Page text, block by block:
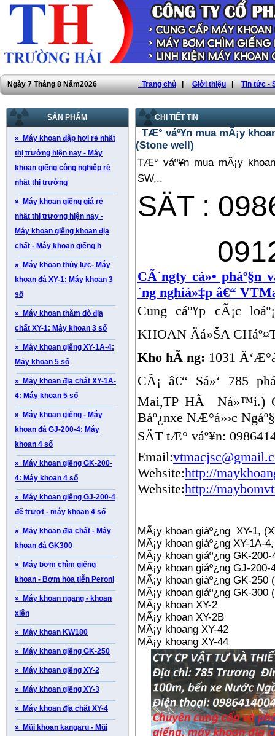
Ngày 7 Tháng 8 Năm2026 Trang chủ| Giới thiệu| Tin tức -
SẢN PHẨM
» Máy khoan đập hơi rẻ nhất
thị trường hiện nay - Máy
khoan giếng công nghiệp rẻ
nhất thị trường
» Máy khoan giếng giá rẻ
nhất thị trương hiện nay -
Máy khoan giếng khoan địa
chất - Máy khoan giếng h
» Máy khoan thủy lực- Máy
khoan đá XY-1: Máy khoan 3
số
» Máy khoan thăm dò địa
chất XY-1: Máy khoan 3 số
» Máy khoan giếng XY-1A-4:
Máy khoan 5 số
» Máy khoan địa chất XY-1A-
4: Máy khoan 5 số
» Máy khoan giếng - Máy
khoan đá GJ-200-4: Máy
khoan 4 số
» Máy khoan giếng GK-200-
4: Máy khoan 4 số
» Máy khoan giếng GJ-200-4
đế trượt - máy khoan 4 số
» Máy khoan địa chất - Máy
khoan đá GK300
» Máy bơm chìm giếng
khoan - B­ơm hỏa tiễn Peroni
» Máy khoan ngang - khoan
xiên
» Máy khoan KW180
» Máy khoan giếng GK-250
» Máy khoan giếng XY-2
» Máy khoan giếng XY-3
» Máy khoan địa chất XY-4
» Mũi khoan kangaru - Mũi
CHI TIẾT TIN
TÆ° váº¥n mua mÃ¡y
(Stone well)
TÆ° váº¥n mua mÃ¡y
SW,..
SÄT :
CÃ´ngty cá»•
´ng nghiá»‡p â€“
Cung cáº¥p cÃ¡c
KHOAN Äá»ŠA
Kho hÃ ng: 1031
CÃ¡ â€“ Sá»‘ 785
Mai,TP HÃ Ná»™i.)
Báº¿nxe NÆ°á»›c
SÄT tÆ° váº¥n:
Email:
Website:http://
Website:http://
MÃ¡y khoan giáº¿ng XY-1,
MÃ¡y khoan giáº¿ng XY-1A-
MÃ¡y khoan giáº¿ng GK-
MÃ¡y khoan giáº¿ng GJ-
MÃ¡y khoan giáº¿ng GK-250
MÃ¡y khoan giáº¿ng GK-300
MÃ¡y khoan XY-2
MÃ¡y khoan XY-2B
MÃ¡y khoang XY-42
MÃ¡y khoang XY-44